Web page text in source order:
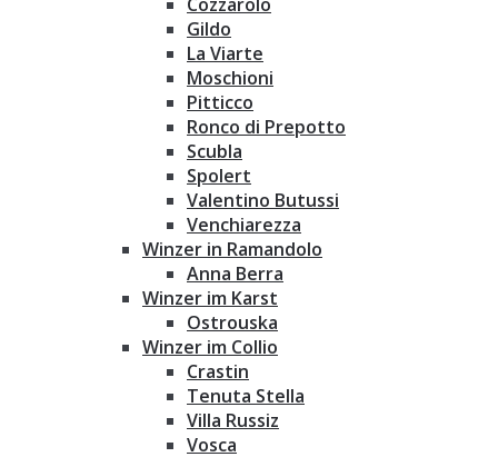
Cozzarolo
Gildo
La Viarte
Moschioni
Pitticco
Ronco di Prepotto
Scubla
Spolert
Valentino Butussi
Venchiarezza
Winzer in Ramandolo
Anna Berra
Winzer im Karst
Ostrouska
Winzer im Collio
Crastin
Tenuta Stella
Villa Russiz
Vosca